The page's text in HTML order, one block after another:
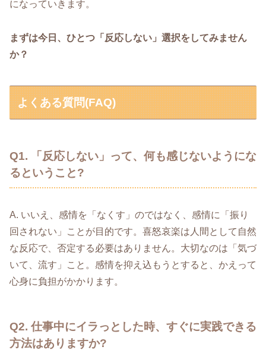
になっていきます。
まずは今日、ひとつ「反応しない」選択をしてみません
か？
よくある質問(FAQ)
Q1. 「反応しない」って、何も感じないようにな
るということ?
A. いいえ、感情を「なくす」のではなく、感情に「振り
回されない」ことが目的です。喜怒哀楽は人間として自然
な反応で、否定する必要はありません。大切なのは「気づ
いて、流す」こと。感情を抑え込もうとすると、かえって
心身に負担がかかります。
Q2. 仕事中にイラっとした時、すぐに実践できる
方法はありますか?